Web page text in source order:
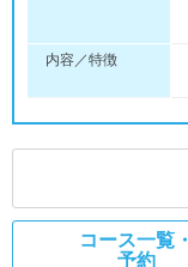
内容／特徴
コース一覧・
予約